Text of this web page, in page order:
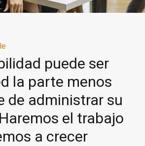
puede ser
la parte menos
de administrar su
el trabajo
a crecer